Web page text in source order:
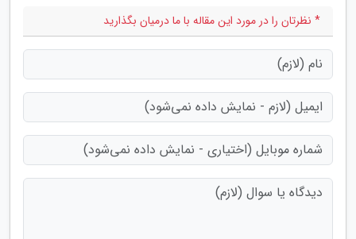
* نظرتان را در مورد این مقاله با ما درمیان بگذارید